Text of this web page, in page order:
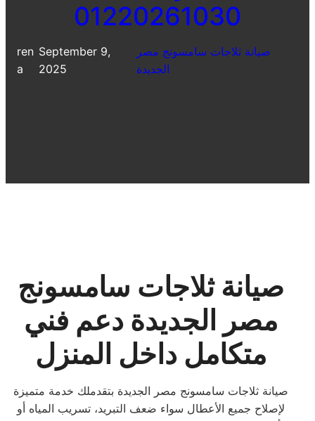
01220261030
ren
a
September 9,
2025
صيانة ثلاجات سامسونج مصر
الجديدة
صيانة ثلاجات سامسونج
مصر الجديدة دعم فني
متكامل داخل المنزل
صيانة ثلاجات سامسونج مصر الجديدة بتقدملك خدمة متميزة
لإصلاح جميع الأعطال سواء ضعف التبريد، تسريب المياه أو